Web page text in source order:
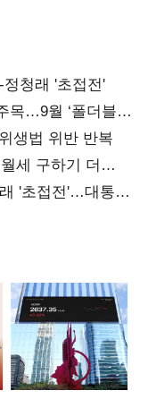
청래 '초접전'
목…9월 ‘폴더블
생법 위반 반복
세 구하기 더
'초접전'…대통령